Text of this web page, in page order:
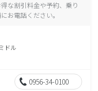
な割引料金や予約、乗り
お電話ください。
ドル
0956-34-0100